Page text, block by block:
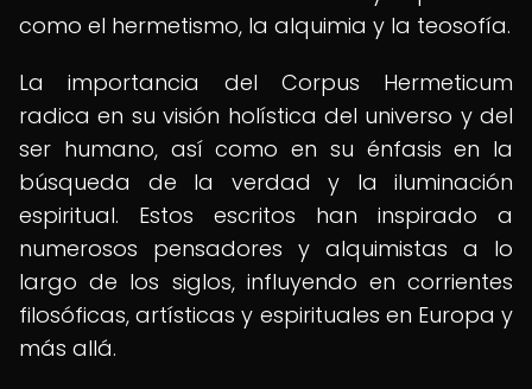
como el hermetismo, la alquimia y la teosofía.
La importancia del Corpus Hermeticum
radica en su visión holística del universo y del
ser humano, así como en su énfasis en la
búsqueda de la verdad y la iluminación
espiritual. Estos escritos han inspirado a
numerosos pensadores y alquimistas a lo
largo de los siglos, influyendo en corrientes
filosóficas, artísticas y espirituales en Europa y
más allá.